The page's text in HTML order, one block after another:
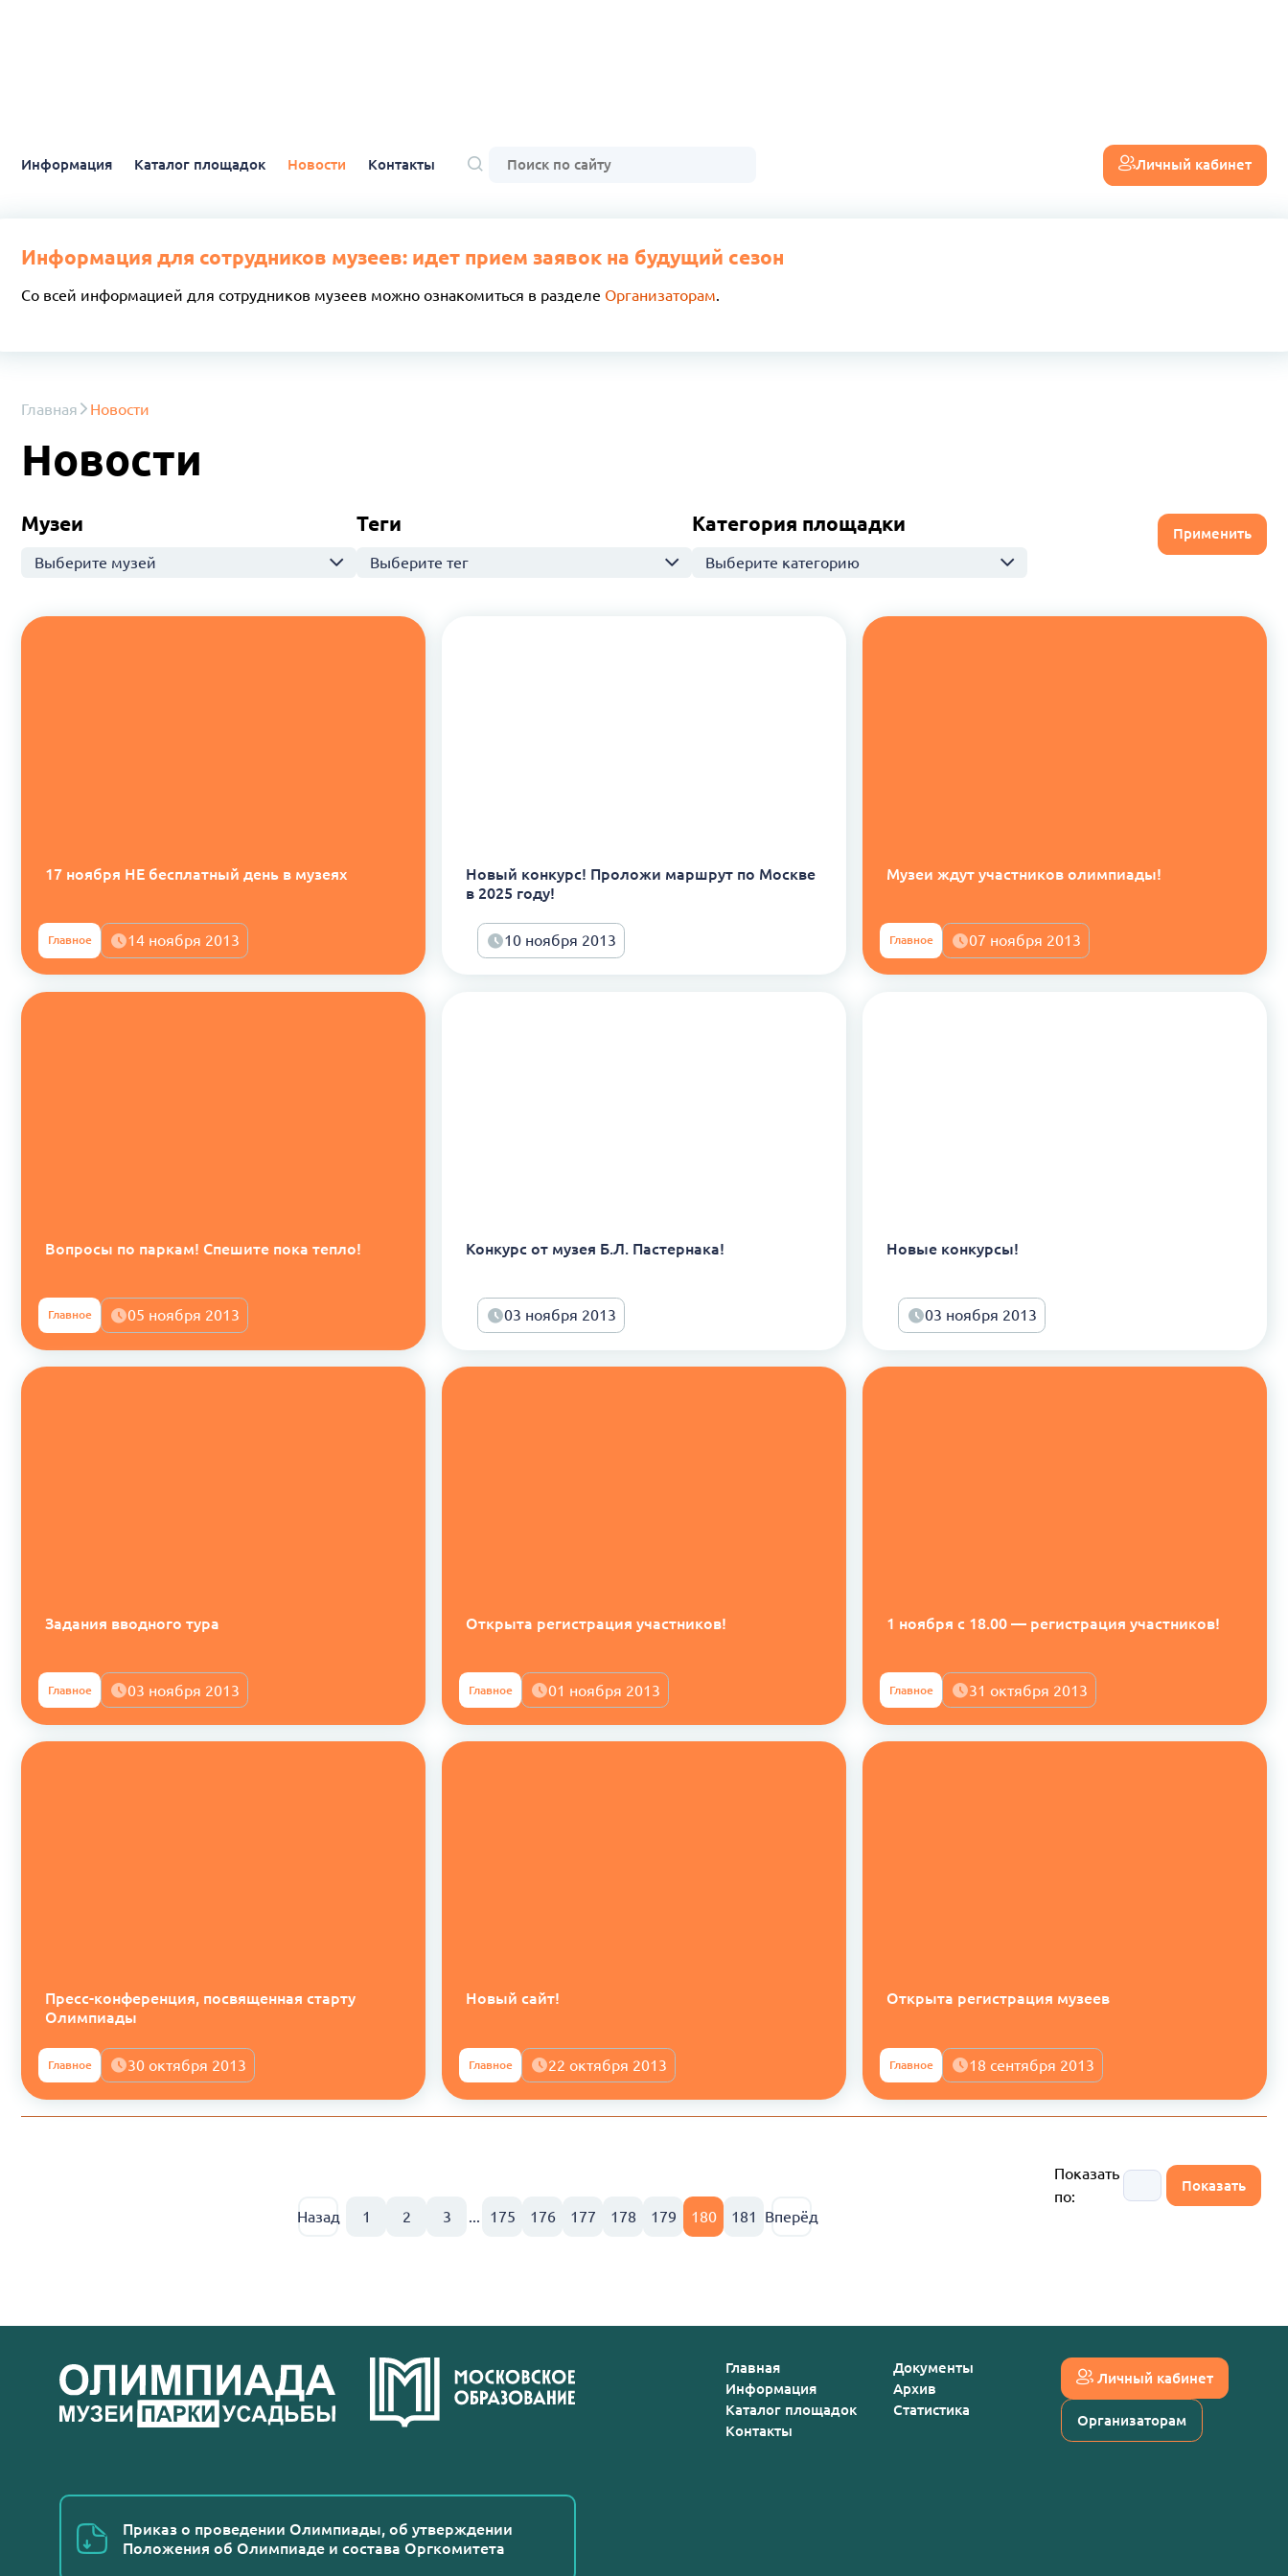
Информация Каталог площадок Новости Контакты Личный кабинет
Информация для сотрудников музеев: идет прием заявок на будущий сезон
Со всей информацией для сотрудников музеев можно ознакомиться в разделе Организаторам.
Главная Новости
Новости
Музеи
Выберите музей
Теги
Выберите тег
Категория площадки
Выберите категорию
Применить
17 ноября НЕ бесплатный день в музеях
Главное 14 ноября 2013
Новый конкурс! Проложи маршрут по Москве
в 2025 году!
10 ноября 2013
Музеи ждут участников олимпиады!
Главное 07 ноября 2013
Вопросы по паркам! Спешите пока тепло!
Главное 05 ноября 2013
Конкурс от музея Б.Л. Пастернака!
03 ноября 2013
Новые конкурсы!
03 ноября 2013
Задания вводного тура
Главное 03 ноября 2013
Открыта регистрация участников!
Главное 01 ноября 2013
1 ноября с 18.00 — регистрация участников!
Главное 31 октября 2013
Пресс-конференция, посвященная старту
Олимпиады
Главное 30 октября 2013
Новый сайт!
Главное 22 октября 2013
Открыта регистрация музеев
Главное 18 сентября 2013
Назад 1 2 3 ... 175 176 177 178 179 180 181 Вперёд
Показать
по:
Приказ о проведении Олимпиады, об утверждении
Положения об Олимпиаде и состава Оргкомитета
Главная
Информация
Каталог площадок
Контакты
Документы
Архив
Статистика
Личный кабинет
Организаторам